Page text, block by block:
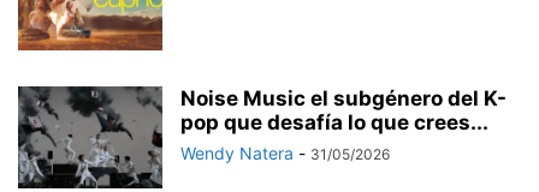
Noise Music el subgénero del K-
pop que desafía lo que crees...
Wendy Natera - 31/05/2026